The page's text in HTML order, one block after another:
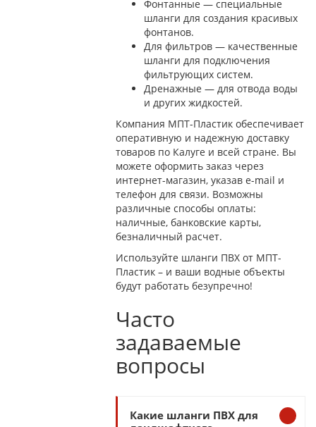
Фонтанные — специальные
шланги для создания красивых
фонтанов.
Для фильтров — качественные
шланги для подключения
фильтрующих систем.
Дренажные — для отвода воды
и других жидкостей.
Компания МПТ-Пластик обеспечивает
оперативную и надежную доставку
товаров по Калуге и всей стране. Вы
можете оформить заказ через
интернет-магазин, указав e-mail и
телефон для связи. Возможны
различные способы оплаты:
наличные, банковские карты,
безналичный расчет.
Используйте шланги ПВХ от MПТ-
Пластик – и ваши водные объекты
будут работать безупречно!
Часто
задаваемые
вопросы
Какие шланги ПВХ для